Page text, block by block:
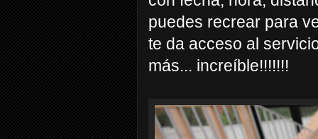
puedes recrear para
te da acceso al
más... increíble!!!!!!!